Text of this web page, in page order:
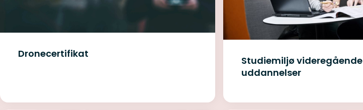
Dronecertifikat
Studiemiljø videregående
uddannelser